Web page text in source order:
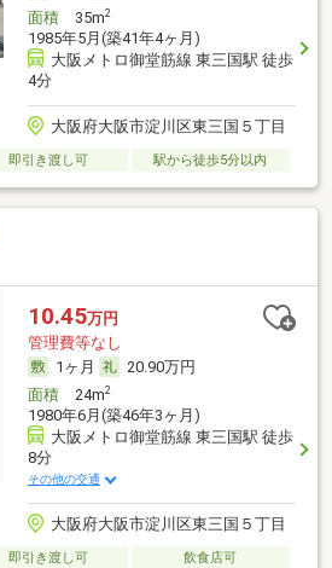
面積35m2
1985年5月(築41年4ヶ月)
大阪メトロ御堂筋線 東三国駅 徒歩
4分
大阪府大阪市淀川区東三国５丁目
即引き渡し可 駅から徒歩5分以内
10.45万円
管理費等なし
1ヶ月
20.90万円
面積24m2
1980年6月(築46年3ヶ月)
大阪メトロ御堂筋線 東三国駅 徒歩
8分
その他の交通
大阪府大阪市淀川区東三国５丁目
即引き渡し可
飲食店可